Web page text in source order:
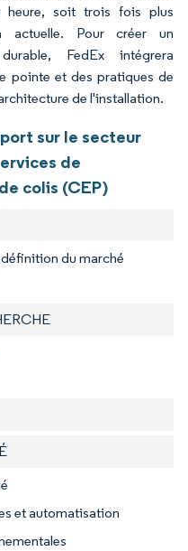
heure, soit trois fois plus
actuelle. Pour créer un
FedEx intégrera
pointe et des pratiques de
de l'installation.
sur le secteur
de
colis (CEP)
du marché
et automatisation